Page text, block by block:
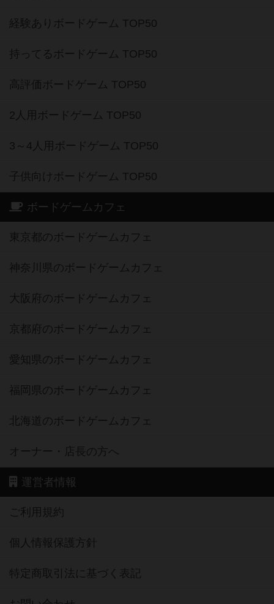
経験ありボードゲーム TOP50
持ってるボードゲーム TOP50
高評価ボードゲーム TOP50
2人用ボードゲーム TOP50
3～4人用ボードゲーム TOP50
子供向けボードゲーム TOP50
ボードゲームカフェ
東京都のボードゲームカフェ
神奈川県のボードゲームカフェ
大阪府のボードゲームカフェ
京都府のボードゲームカフェ
愛知県のボードゲームカフェ
福岡県のボードゲームカフェ
北海道のボードゲームカフェ
オーナー・店長の方へ
運営者情報
ご利用規約
個人情報保護方針
特定商取引法に基づく表記